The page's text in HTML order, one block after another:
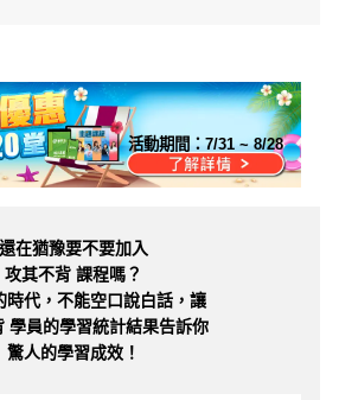
活動期間：7/31 ~ 8/28
還在猶豫要不要加入
攻其不背 課程嗎？
時代，不能空口說白話，讓
學員的學習統計結果告訴你
驚人的學習成效！